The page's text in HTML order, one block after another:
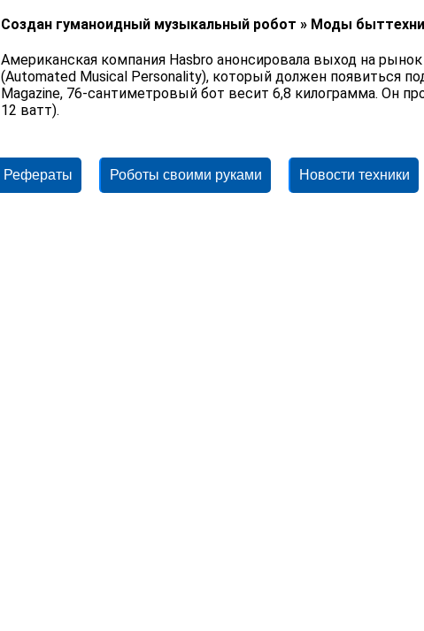
Создан гуманоидный музыкальный робот » Моды
Американская компания Hasbro анонсировала выход на
(Automated Musical Personality), который должен появиться
Magazine, 76-сантиметровый бот весит 6,8 килограмма. Он
12 ватт).
Рефераты Роботы своими руками Новости техники